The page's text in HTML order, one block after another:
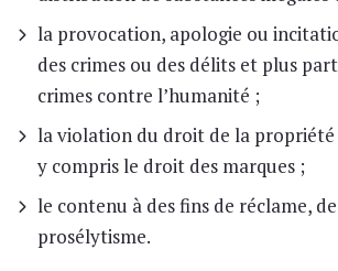
la provocation, apologie ou
des crimes ou des délits et plus
crimes contre l’humanité ;
la violation du droit de la
y compris le droit des marques ;
le contenu à des fins de réclame,
prosélytisme.